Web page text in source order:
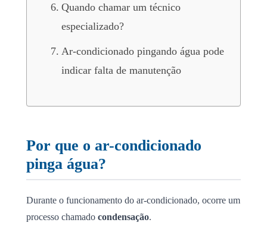
Quando chamar um técnico
especializado?
Ar-condicionado pingando água pode
indicar falta de manutenção
Por que o ar-condicionado
pinga água?
Durante o funcionamento do ar-condicionado, ocorre um
processo chamado condensação.